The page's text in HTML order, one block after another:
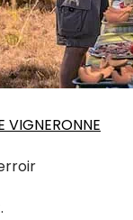
VIGNERONNE